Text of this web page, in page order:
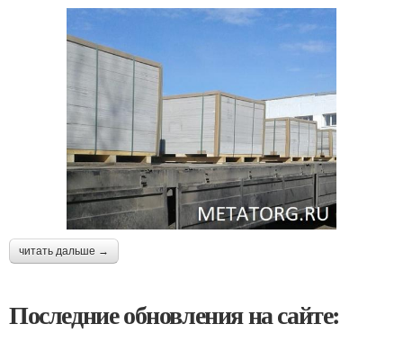
читать дальше →
Последние обновления на сайте: